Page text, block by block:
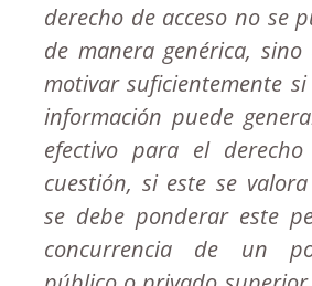
derecho de acceso no se
de manera genérica,
motivar suficientemente
información puede
efectivo para el
cuestión, si este se
se debe ponderar este
concurrencia de un